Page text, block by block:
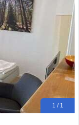
1 / 1